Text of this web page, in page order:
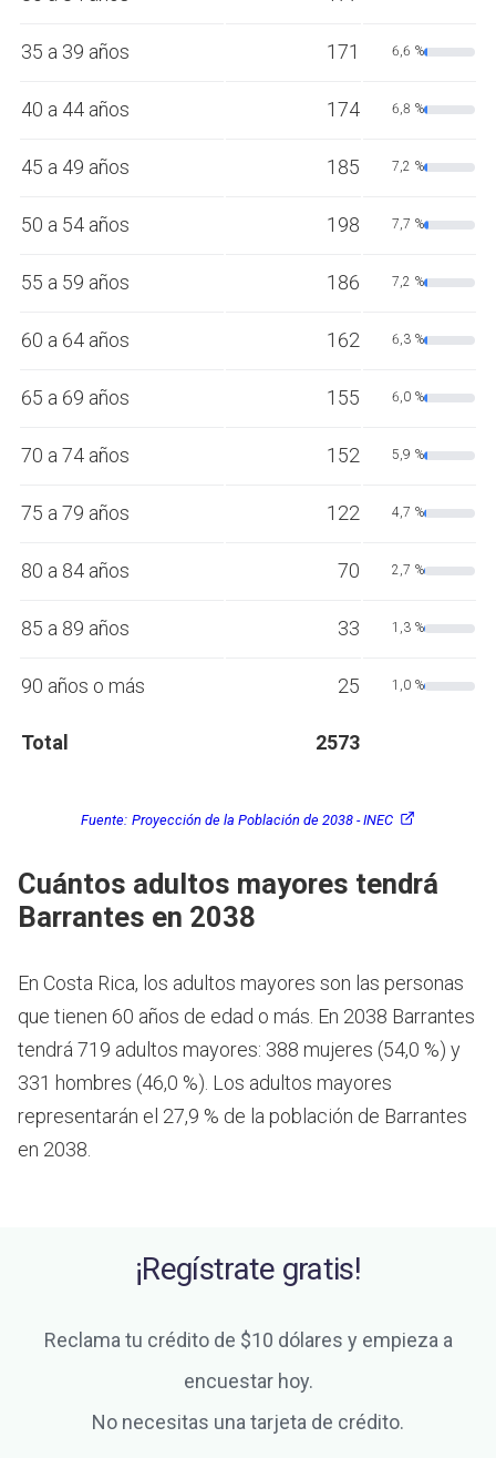
35 a 39 años 171 6,6 %
40 a 44 años 174 6,8 %
45 a 49 años 185 7,2 %
50 a 54 años 198 7,7 %
55 a 59 años 186 7,2 %
60 a 64 años 162 6,3 %
65 a 69 años 155 6,0 %
70 a 74 años 152 5,9 %
75 a 79 años 122 4,7 %
80 a 84 años 70 2,7 %
85 a 89 años 33 1,3 %
90 años o más 25 1,0 %
Total 2573
Fuente: Proyección de la Población de 2038 - INEC
Cuántos adultos mayores tendrá
Barrantes en 2038
En Costa Rica, los adultos mayores son las personas
que tienen 60 años de edad o más. En 2038 Barrantes
tendrá 719 adultos mayores: 388 mujeres (54,0 %) y
331 hombres (46,0 %). Los adultos mayores
representarán el 27,9 % de la población de Barrantes
en 2038.
¡Regístrate gratis!
Reclama tu crédito de $10 dólares y empieza a
encuestar hoy.
No necesitas una tarjeta de crédito.